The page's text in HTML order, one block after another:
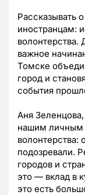
Рассказывать
иностранцам:
важное
Томске
город и
события
Аня
нашим личным
подозревали.
городов и
это — вклад в
это есть